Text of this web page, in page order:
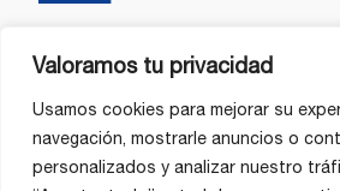
Valoramos tu privacidad
Usamos cookies para mejorar su
navegación, mostrarle anuncios o
personalizados y analizar nuestro